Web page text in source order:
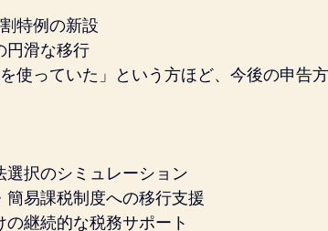
特例の新設
円滑な移行
を使っていた」という方ほど、今後の申告
選択のシミュレーション
簡易課税制度への移行支援
継続的な税務サポート